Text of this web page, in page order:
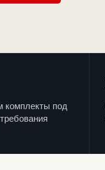
комплекты под